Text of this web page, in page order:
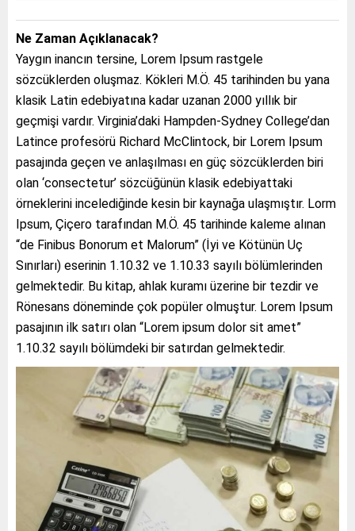
Ne Zaman Açıklanacak?
Yaygın inancın tersine, Lorem Ipsum rastgele
sözcüklerden oluşmaz. Kökleri M.Ö. 45 tarihinden bu yana
klasik Latin edebiyatına kadar uzanan 2000 yıllık bir
geçmişi vardır. Virginia’daki Hampden-Sydney College’dan
Latince profesörü Richard McClintock, bir Lorem Ipsum
pasajında geçen ve anlaşılması en güç sözcüklerden biri
olan ‘consectetur’ sözcüğünün klasik edebiyattaki
örneklerini incelediğinde kesin bir kaynağa ulaşmıştır. Lorm
Ipsum, Çiçero tarafından M.Ö. 45 tarihinde kaleme alınan
“de Finibus Bonorum et Malorum” (İyi ve Kötünün Uç
Sınırları) eserinin 1.10.32 ve 1.10.33 sayılı bölümlerinden
gelmektedir. Bu kitap, ahlak kuramı üzerine bir tezdir ve
Rönesans döneminde çok popüler olmuştur. Lorem Ipsum
pasajının ilk satırı olan “Lorem ipsum dolor sit amet”
1.10.32 sayılı bölümdeki bir satırdan gelmektedir.